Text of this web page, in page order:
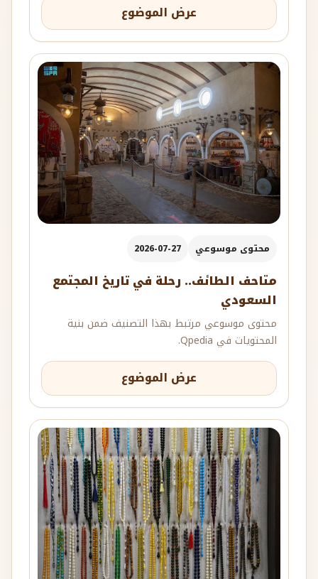
عرض الموضوع
محتوى موسوعي 2026-07-27
متاحف الطائف.. رحلة في تاريخ المجتمع
السعودي
محتوى موسوعي مرتبط بهذا التصنيف ضمن بنية
المحتويات في Qpedia.
عرض الموضوع